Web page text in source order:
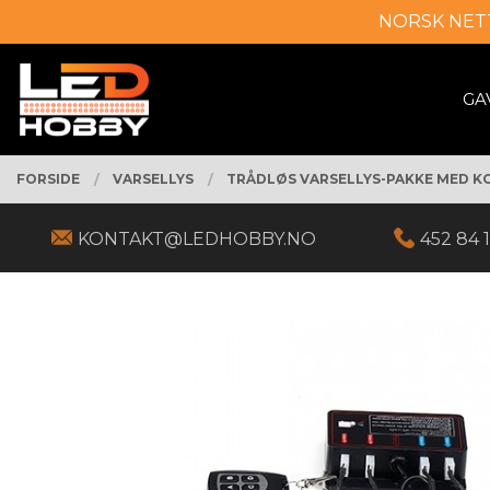
til
innholdet
NORSK
PRODUKTER
FORSIDE VARSELLYS TRÅDLØS VARSELLYS-PAKKE MED
KONTAKT@LEDHOBBY.NO 452 84